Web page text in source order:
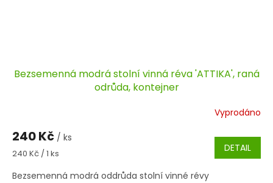
Bezsemenná modrá stolní vinná réva 'ATTIKA', raná
odrůda, kontejner
Vyprodáno
240 Kč / ks
Měrná
240 Kč / 1 ks DETAIL
Bezsemenná modrá oddrůda stolní vinné révy